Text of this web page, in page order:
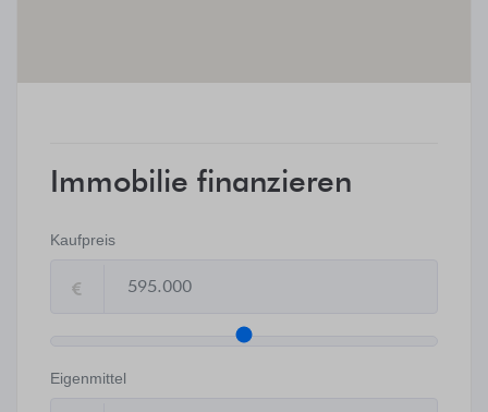
Immobilie finanzieren
Kaufpreis
Eigenmittel